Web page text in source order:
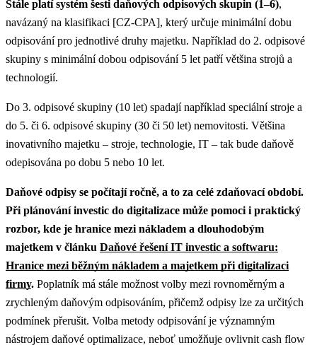
Stále platí systém šesti daňových odpisových skupin (1–6),
navázaný na klasifikaci [CZ-CPA], který určuje minimální dobu
odpisování pro jednotlivé druhy majetku. Například do 2. odpisové
skupiny s minimální dobou odpisování 5 let patří většina strojů a
technologií.
Do 3. odpisové skupiny (10 let) spadají například speciální stroje a
do 5. či 6. odpisové skupiny (30 či 50 let) nemovitosti. Většina
inovativního majetku – stroje, technologie, IT – tak bude daňově
odepisována po dobu 5 nebo 10 let.
Daňové odpisy se počítají ročně, a to za celé zdaňovací období.
Při plánování investic do digitalizace může pomoci i praktický
rozbor, kde je hranice mezi nákladem a dlouhodobým
majetkem v článku Daňové řešení IT investic a softwaru:
Hranice mezi běžným nákladem a majetkem při digitalizaci
firmy. Poplatník má stále možnost volby mezi rovnoměrným a
zrychleným daňovým odpisováním, přičemž odpisy lze za určitých
podmínek přerušit. Volba metody odpisování je významným
nástrojem daňové optimalizace, neboť umožňuje ovlivnit cash flow